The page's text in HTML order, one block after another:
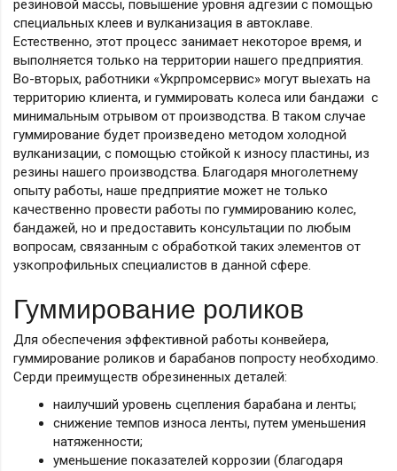
резиновой массы, повышение уровня адгезии с помощью
специальных клеев и вулканизация в автоклаве.
Естественно, этот процесс занимает некоторое время, и
выполняется только на территории нашего предприятия.
Во-вторых, работники «Укрпромсервис» могут выехать на
территорию клиента, и гуммировать колеса или бандажи с
минимальным отрывом от производства. В таком случае
гуммирование будет произведено методом холодной
вулканизации, с помощью стойкой к износу пластины, из
резины нашего производства. Благодаря многолетнему
опыту работы, наше предприятие может не только
качественно провести работы по гуммированию колес,
бандажей, но и предоставить консультации по любым
вопросам, связанным с обработкой таких элементов от
узкопрофильных специалистов в данной сфере.
Гуммирование роликов
Для обеспечения эффективной работы конвейера,
гуммирование роликов и барабанов попросту необходимо.
Серди преимуществ обрезиненных деталей:
наилучший уровень сцепления барабана и ленты;
снижение темпов износа ленты, путем уменьшения
натяженности;
уменьшение показателей коррозии (благодаря